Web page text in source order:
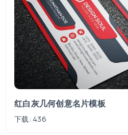
红白灰几何创意名片模板
下载: 436